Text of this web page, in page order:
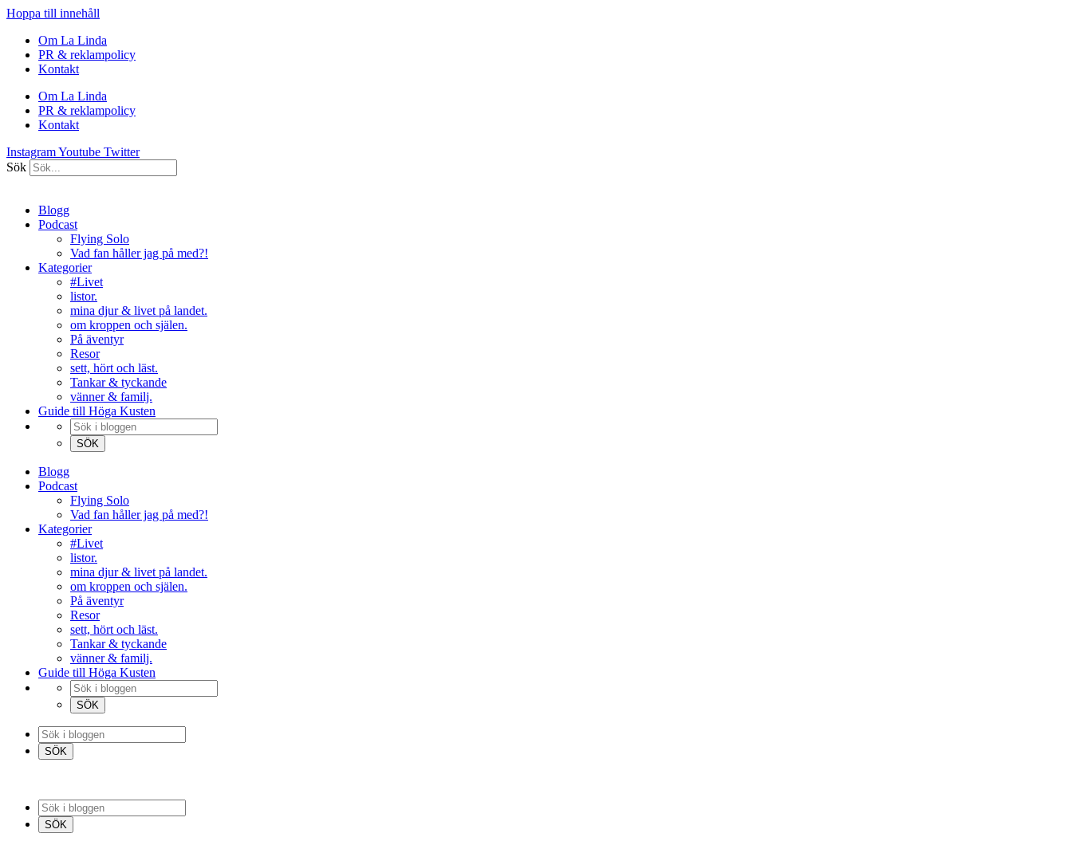
Hoppa till innehåll
Om La Linda
PR & reklampolicy
Kontakt
Om La Linda
PR & reklampolicy
Kontakt
InstagramYoutube Twitter
Sök
Blogg
Podcast
Flying Solo
Vad fan håller jag på med?!
Kategorier
#Livet
listor.
mina djur & livet på landet.
om kroppen och själen.
På äventyr
Resor
sett, hört och läst.
Tankar & tyckande
vänner & familj.
Guide till Höga Kusten
Blogg
Podcast
Flying Solo
Vad fan håller jag på med?!
Kategorier
#Livet
listor.
mina djur & livet på landet.
om kroppen och själen.
På äventyr
Resor
sett, hört och läst.
Tankar & tyckande
vänner & familj.
Guide till Höga Kusten